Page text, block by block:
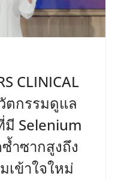
CLINICAL
ตกรรมดูแล
Selenium
ำซากสูงถึง
เข้าใจใหม่